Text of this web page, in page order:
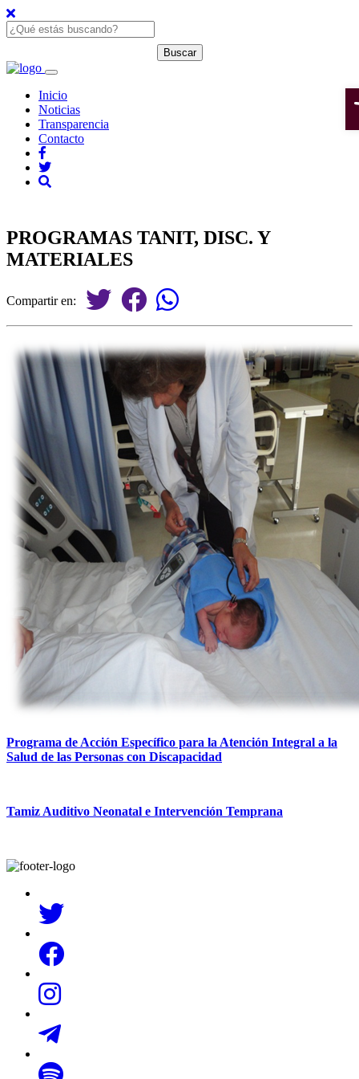
Inicio
Noticias
Transparencia
Contacto
PROGRAMAS TANIT, DISC. Y
MATERIALES
Compartir en:
Programa de Acción Específico para la Atención Integral a la
Salud de las Personas con Discapacidad
Tamiz Auditivo Neonatal e Intervención Temprana